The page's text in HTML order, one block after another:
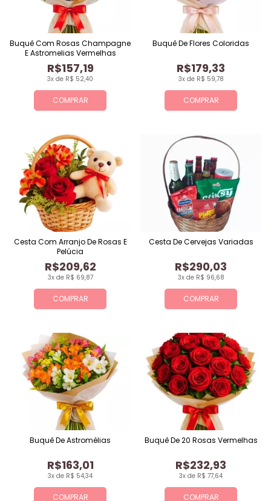
COMPRAR
3x de R$ 52,40
R$157,19
Buquê Com Rosas Champagne
E Astromelias Vermelhas
COMPRAR
3x de R$ 59,78
R$179,33
Buquê De Flores Coloridas
COMPRAR
3x de R$ 69,87
R$209,62
Cesta Com Arranjo De Rosas E
Pelúcia
COMPRAR
3x de R$ 96,68
R$290,03
Cesta De Cervejas Variadas
COMPRAR
3x de R$ 54,34
R$163,01
Buquê De Astromélias
COMPRAR
3x de R$ 77,64
R$232,93
Buquê De 20 Rosas Vermelhas